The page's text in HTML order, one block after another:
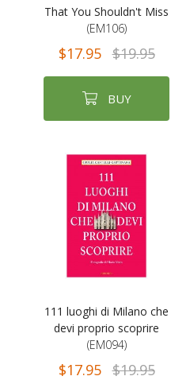
That You Shouldn't Miss
(EM106)
$17.95 $19.95
BUY
111 luoghi di Milano che
devi proprio scoprire
(EM094)
$17.95 $19.95